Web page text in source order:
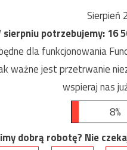
Sierpień
sierpniu potrzebujemy:16
dla funkcjonowania
ważne jest przetrwanie
wspieraj nas
8%
dobrą robotę? Nie